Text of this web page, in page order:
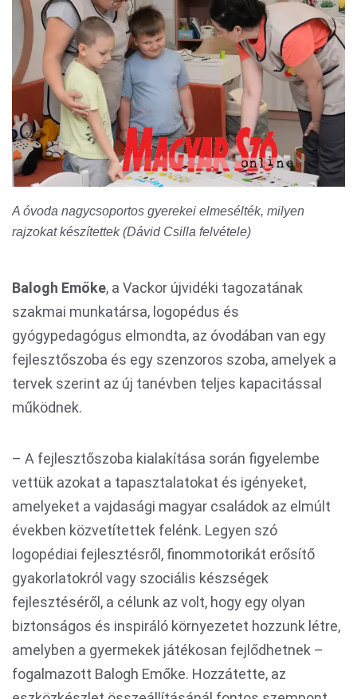
A óvoda nagycsoportos gyerekei elmesélték, milyen
rajzokat készítettek (Dávid Csilla felvétele)
Balogh Emőke, a Vackor újvidéki tagozatának
szakmai munkatársa, logopédus és
gyógypedagógus elmondta, az óvodában van egy
fejlesztőszoba és egy szenzoros szoba, amelyek a
tervek szerint az új tanévben teljes kapacitással
működnek.
– A fejlesztőszoba kialakítása során figyelembe
vettük azokat a tapasztalatokat és igényeket,
amelyeket a vajdasági magyar családok az elmúlt
években közvetítettek felénk. Legyen szó
logopédiai fejlesztésről, finommotorikát erősítő
gyakorlatokról vagy szociális készségek
fejlesztéséről, a célunk az volt, hogy egy olyan
biztonságos és inspiráló környezetet hozzunk létre,
amelyben a gyermekek játékosan fejlődhetnek –
fogalmazott Balogh Emőke. Hozzátette, az